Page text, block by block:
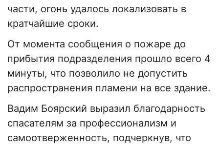
части, огонь удалось локализовать в
кратчайшие сроки.
От момента сообщения о пожаре до
прибытия подразделения прошло всего 4
минуты, что позволило не допустить
распространения пламени на все здание.
Вадим Боярский выразил благодарность
спасателям за профессионализм и
самоотверженность, подчеркнув, что